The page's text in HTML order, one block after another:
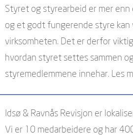
Styret og styrearbeid er mer enn
og et godt fungerende styre
virksomheten. Det er derfor
hvordan styret settes sammen
styremedlemmene innehar. Les
Idsø & Ravnås Revisjon er
Vi er 10 medarbeidere og har